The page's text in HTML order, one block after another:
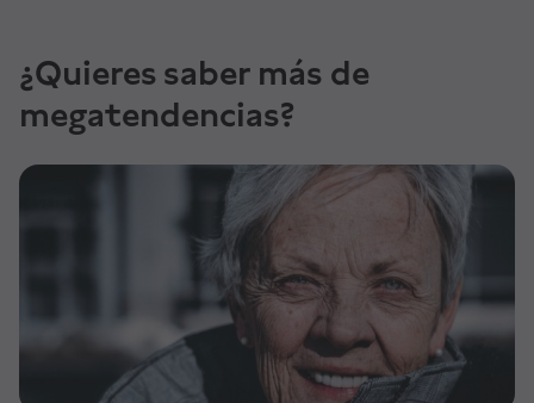
¿Quieres saber más de
megatendencias?